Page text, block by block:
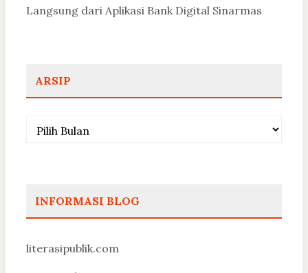
Langsung dari Aplikasi Bank Digital Sinarmas
ARSIP
Arsip
INFORMASI BLOG
literasipublik.com